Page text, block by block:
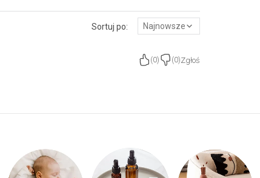
Sortuj po: Najnowsze
(0) (0)Zgłoś